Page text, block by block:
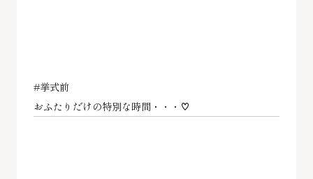
#挙式前
おふたりだけの特別な時間・・・♡